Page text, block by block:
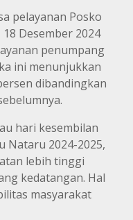
pelayanan Posko
Desember 2024
penumpang
ini menunjukkan
dibandingkan
hari kesembilan
Nataru 2024-2025,
lebih tinggi
kedatangan. Hal
masyarakat